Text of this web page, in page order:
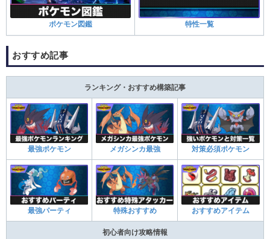
ポケモン図鑑 特性一覧
おすすめ記事
ランキング・おすすめ構築記事
最強ポケモン メガシンカ最強 対策必須ポケモン
最強パーティ 特殊おすすめ おすすめアイテム
初心者向け攻略情報